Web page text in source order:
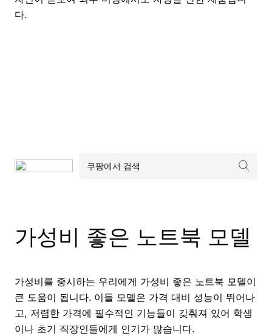
다.
가성비 좋은 노트북 모델
가성비를 중시하는 우리에게 가성비 좋은 노트북 모델이
큰 도움이 됩니다. 이들 모델은 가격 대비 성능이 뛰어나
고, 저렴한 가격에 필수적인 기능들이 갖춰져 있어 학생
이나 초기 직장인들에게 인기가 많습니다.